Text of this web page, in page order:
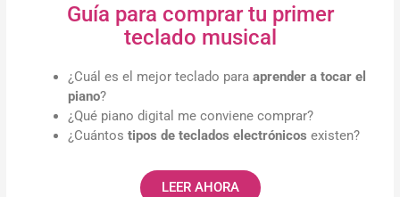
Guía para comprar tu primer
teclado musical
¿Cuál es el mejor teclado paraaprender a tocar el
piano?
¿Qué piano digital me conviene comprar?
¿Cuántostipos de teclados electrónicos existen?
LEER AHORA